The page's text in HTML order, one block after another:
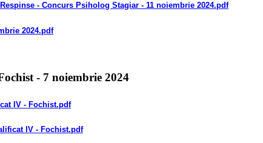
- Concurs Psiholog Stagiar - 11 noiembrie 2024.pdf
2024.pdf
- 7 noiembrie 2024
IV - Fochist.pdf
IV - Fochist.pdf